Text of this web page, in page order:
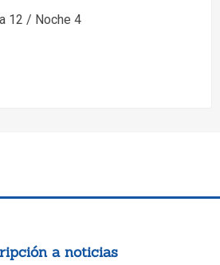
12 / Noche 4
a noticias